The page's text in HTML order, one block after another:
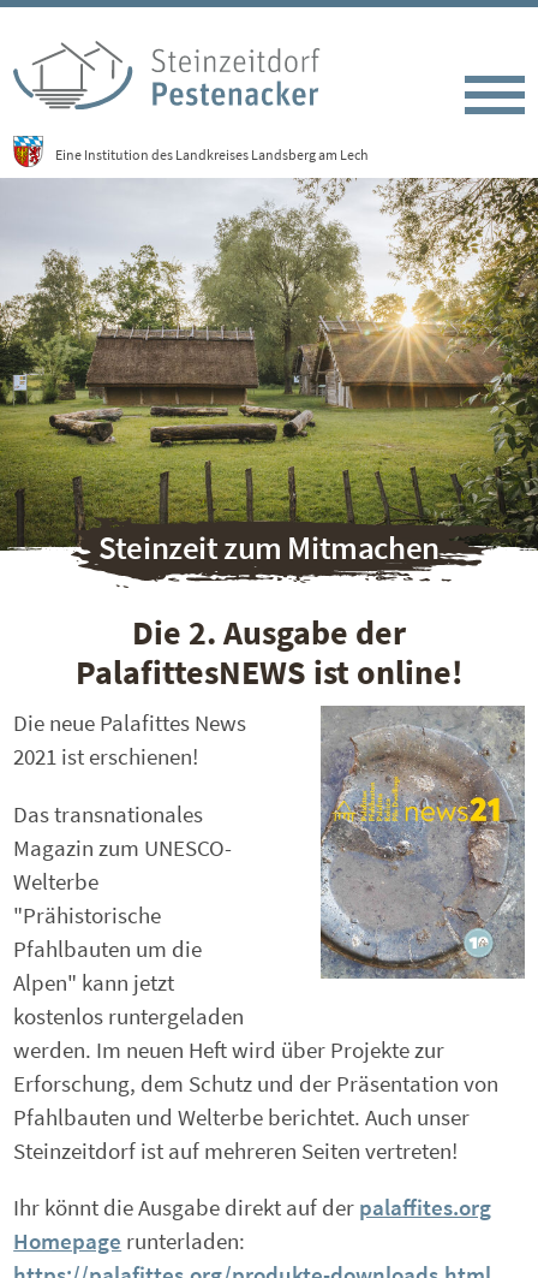
Eine Institution des Landkreises Landsberg am Lech
Steinzeit zum Mitmachen
Die 2. Ausgabe der
PalafittesNEWS ist online!
Die neue Palafittes News
2021 ist erschienen!
Das transnationales
Magazin zum UNESCO-
Welterbe
"Prähistorische
Pfahlbauten um die
Alpen" kann jetzt
kostenlos runtergeladen
werden. Im neuen Heft wird über Projekte zur
Erforschung, dem Schutz und der Präsentation von
Pfahlbauten und Welterbe berichtet. Auch unser
Steinzeitdorf ist auf mehreren Seiten vertreten!
Ihr könnt die Ausgabe direkt auf der palaffites.org
Homepage runterladen: